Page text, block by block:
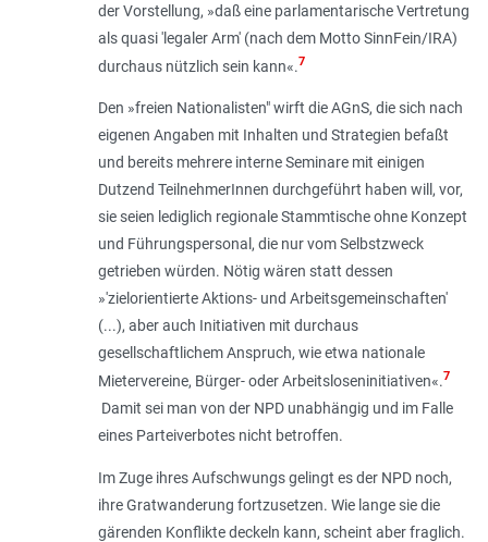
der Vorstellung, »daß eine parlamentarische Vertretung
als quasi 'legaler Arm' (nach dem Motto SinnFein/IRA)
durchaus nützlich sein kann«. 7
Den »freien Nationalisten" wirft die AGnS, die sich nach
eigenen Angaben mit Inhalten und Strategien befaßt
und bereits mehrere interne Seminare mit einigen
Dutzend TeilnehmerInnen durchgeführt haben will, vor,
sie seien lediglich regionale Stammtische ohne Konzept
und Führungspersonal, die nur vom Selbstzweck
getrieben würden. Nötig wären statt dessen
»'zielorientierte Aktions- und Arbeitsgemeinschaften'
(...), aber auch Initiativen mit durchaus
gesellschaftlichem Anspruch, wie etwa nationale
Mietervereine, Bürger- oder Arbeitsloseninitiativen«.7
Damit sei man von der NPD unabhängig und im Falle
eines Parteiverbotes nicht betroffen.
Im Zuge ihres Aufschwungs gelingt es der NPD noch,
ihre Gratwanderung fortzusetzen. Wie lange sie die
gärenden Konflikte deckeln kann, scheint aber fraglich.